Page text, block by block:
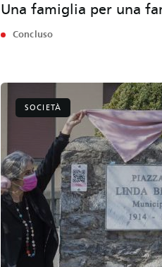
Una famiglia per una
Concluso
SOCIETÀ